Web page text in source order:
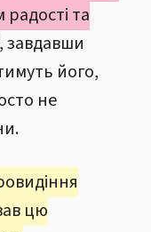
та
завдавши
його,
не
цю